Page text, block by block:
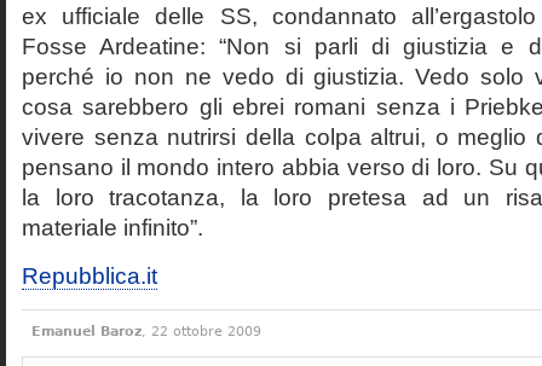
ex ufficiale delle SS, condannato
Fosse Ardeatine: “Non si parli di giustizia e
perché io non ne vedo di giustizia. Vedo solo
cosa sarebbero gli ebrei romani senza i
vivere senza nutrirsi della colpa altrui, o meglio
pensano il mondo intero abbia verso di loro. Su
la loro tracotanza, la loro pretesa ad un
materiale infinito”.
Repubblica.it
Emanuel Baroz, 22 ottobre 2009